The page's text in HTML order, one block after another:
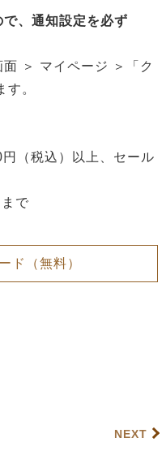
、通知設定を必ず
＞ マイページ ＞「ク
。
（税込）以上、セール
で
ド（無料）
NEXT